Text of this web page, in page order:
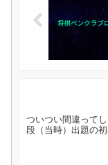
ついつい間違って
段（当時）出題の